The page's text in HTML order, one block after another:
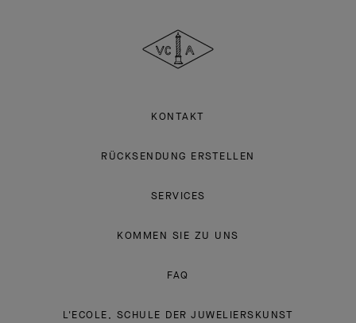
Arpels
KONTAKT
RÜCKSENDUNG ERSTELLEN
SERVICES
KOMMEN SIE ZU UNS
FAQ
L'ECOLE, SCHULE DER JUWELIERSKUNST